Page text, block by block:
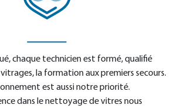
chaque technicien est formé, qualifié
la formation aux premiers secours.
est aussi notre priorité.
dans le nettoyage de vitres nous